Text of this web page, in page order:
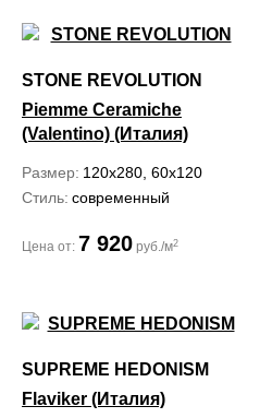
STONE REVOLUTION
Piemme Ceramiche
(Valentino) (Италия)
Размер 120x280, 60x120
Стиль современный
Цена от: 7 920 руб./м2
SUPREME HEDONISM
Flaviker (Италия)